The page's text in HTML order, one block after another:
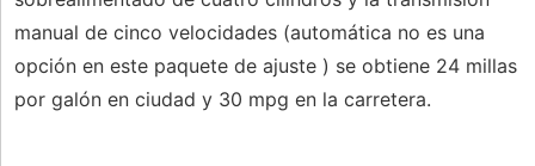
manual de cinco velocidades (automática no es una
opción en este paquete de ajuste ) se obtiene 24 millas
por galón en ciudad y 30 mpg en la carretera.